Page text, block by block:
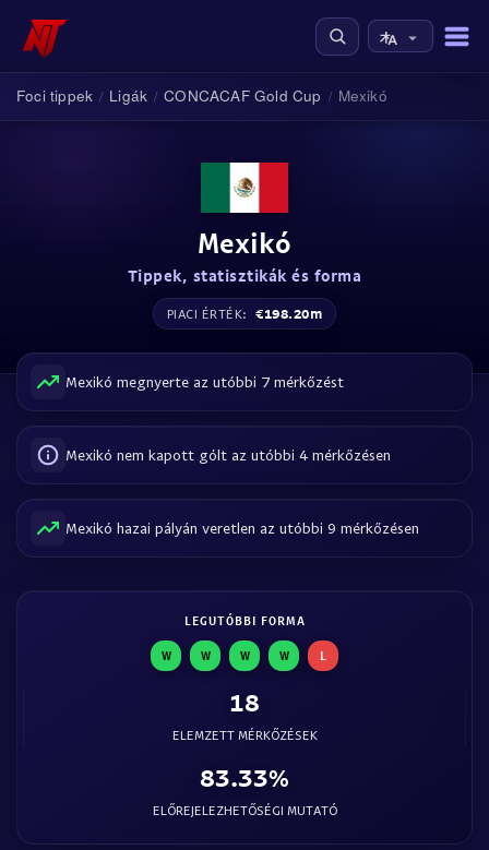
Foci tippek / Ligák / CONCACAF Gold Cup / Mexikó
Mexikó
Tippek, statisztikák és forma
PIACI ÉRTÉK: €198.20m
Mexikó megnyerte az utóbbi 7 mérkőzést
Mexikó nem kapott gólt az utóbbi 4 mérkőzésen
Mexikó hazai pályán veretlen az utóbbi 9 mérkőzésen
LEGUTÓBBI FORMA
W W W W L
18
ELEMZETT MÉRKŐZÉSEK
83.33%
ELŐREJELEZHETŐSÉGI MUTATÓ